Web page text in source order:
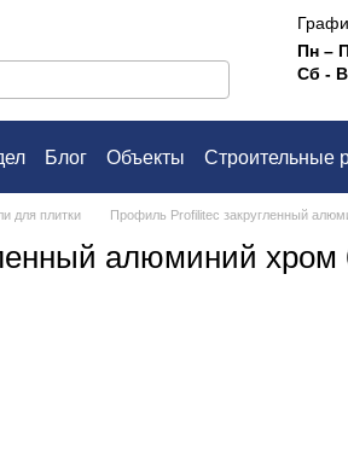
Пн –
Сб -
Блог Объекты
Строительные
для плитки Профиль Profilitec закругленный
алюминий